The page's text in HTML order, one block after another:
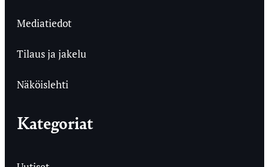
Mediatiedot
Tilaus ja jakelu
Näköislehti
Kategoriat